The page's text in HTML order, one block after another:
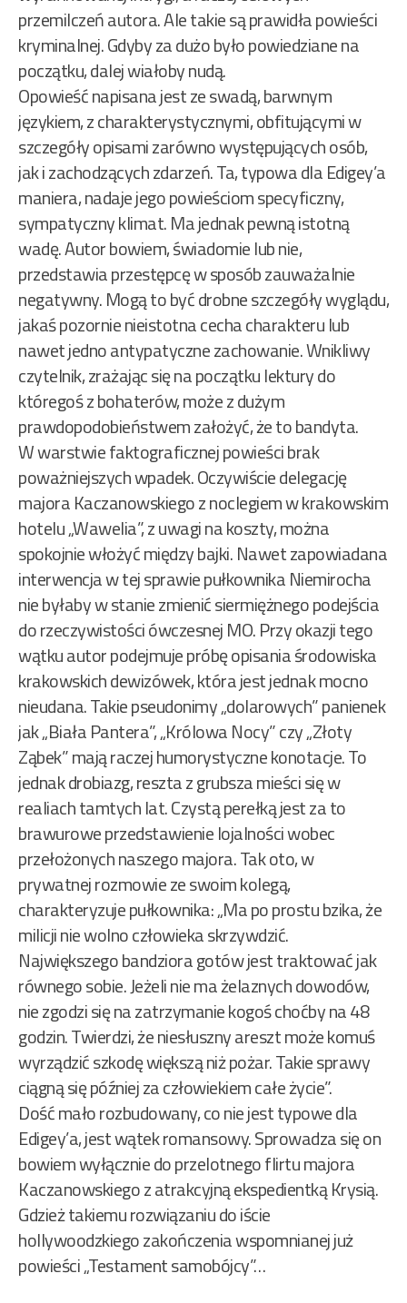
przemilczeń autora. Ale takie są prawidła powieści
kryminalnej. Gdyby za dużo było powiedziane na
początku, dalej wiałoby nudą.
Opowieść napisana jest ze swadą, barwnym
językiem, z charakterystycznymi, obfitującymi w
szczegóły opisami zarówno występujących osób,
jak i zachodzących zdarzeń. Ta, typowa dla Edigey’a
maniera, nadaje jego powieściom specyficzny,
sympatyczny klimat. Ma jednak pewną istotną
wadę. Autor bowiem, świadomie lub nie,
przedstawia przestępcę w sposób zauważalnie
negatywny. Mogą to być drobne szczegóły wyglądu,
jakaś pozornie nieistotna cecha charakteru lub
nawet jedno antypatyczne zachowanie. Wnikliwy
czytelnik, zrażając się na początku lektury do
któregoś z bohaterów, może z dużym
prawdopodobieństwem założyć, że to bandyta.
W warstwie faktograficznej powieści brak
poważniejszych wpadek. Oczywiście delegację
majora Kaczanowskiego z noclegiem w krakowskim
hotelu „Wawelia”, z uwagi na koszty, można
spokojnie włożyć między bajki. Nawet zapowiadana
interwencja w tej sprawie pułkownika Niemirocha
nie byłaby w stanie zmienić siermiężnego podejścia
do rzeczywistości ówczesnej MO. Przy okazji tego
wątku autor podejmuje próbę opisania środowiska
krakowskich dewizówek, która jest jednak mocno
nieudana. Takie pseudonimy „dolarowych” panienek
jak „Biała Pantera”, „Królowa Nocy” czy „Złoty
Ząbek” mają raczej humorystyczne konotacje. To
jednak drobiazg, reszta z grubsza mieści się w
realiach tamtych lat. Czystą perełką jest za to
brawurowe przedstawienie lojalności wobec
przełożonych naszego majora. Tak oto, w
prywatnej rozmowie ze swoim kolegą,
charakteryzuje pułkownika: „Ma po prostu bzika, że
milicji nie wolno człowieka skrzywdzić.
Największego bandziora gotów jest traktować jak
równego sobie. Jeżeli nie ma żelaznych dowodów,
nie zgodzi się na zatrzymanie kogoś choćby na 48
godzin. Twierdzi, że niesłuszny areszt może komuś
wyrządzić szkodę większą niż pożar. Takie sprawy
ciągną się później za człowiekiem całe życie”.
Dość mało rozbudowany, co nie jest typowe dla
Edigey’a, jest wątek romansowy. Sprowadza się on
bowiem wyłącznie do przelotnego flirtu majora
Kaczanowskiego z atrakcyjną ekspedientką Krysią.
Gdzież takiemu rozwiązaniu do iście
hollywoodzkiego zakończenia wspomnianej już
powieści „Testament samobójcy”…